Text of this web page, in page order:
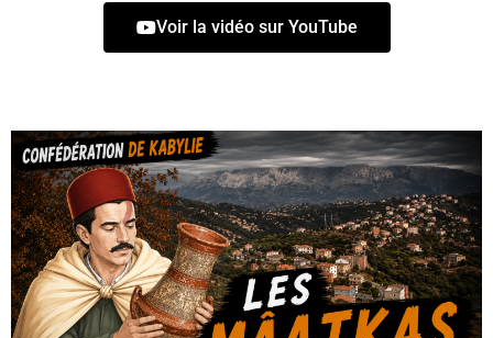
Voir la vidéo sur YouTube